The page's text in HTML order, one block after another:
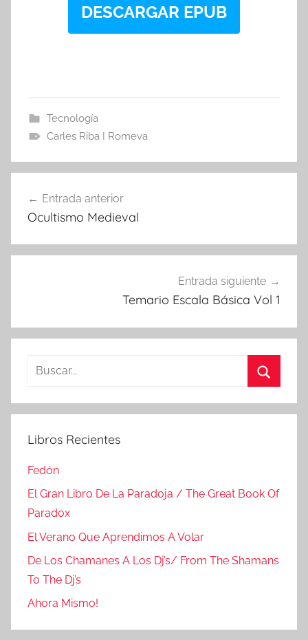
DESCARGAR EPUB
Tecnología
Carles Riba I Romeva
de
Entrada anterior
Ocultismo Medieval
Entrada siguiente
Temario Escala Básica Vol 1
Buscar:
Libros Recientes
Fedón
El Gran Libro De La Paradoja / The Great Book Of
Paradox
El Verano Que Aprendimos A Volar
De Los Chamanes A Los Dj’s/ From The Shamans
To The Dj’s
Ahora Mismo!